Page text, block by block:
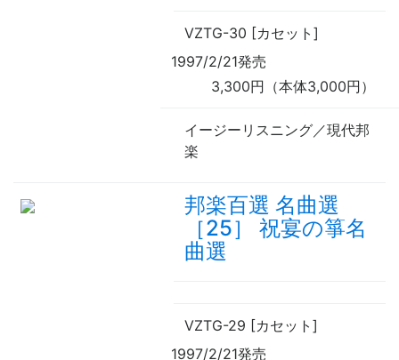
VZTG-30 [カセット]
1997/2/21発売
3,300円（本体3,000円）
イージーリスニング／現代邦
楽
邦楽百選 名曲選
［25］ 祝宴の箏名
曲選
VZTG-29 [カセット]
1997/2/21発売